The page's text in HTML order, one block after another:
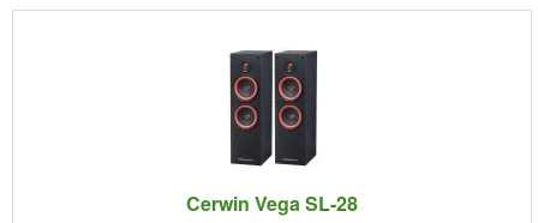
Cerwin Vega SL-28